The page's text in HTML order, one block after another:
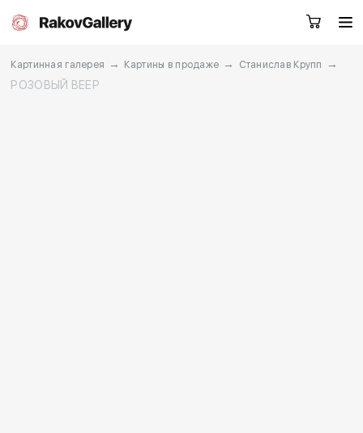
Картинная галерея → Картины в продаже → Станислав Крупп
→
РОЗОВЫЙ ВЕЕР